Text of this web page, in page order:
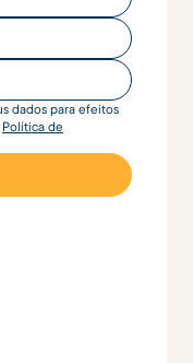
dados para efeitos
Política de